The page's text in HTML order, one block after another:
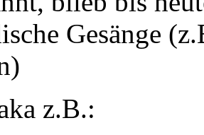
Gesänge
z.B.: